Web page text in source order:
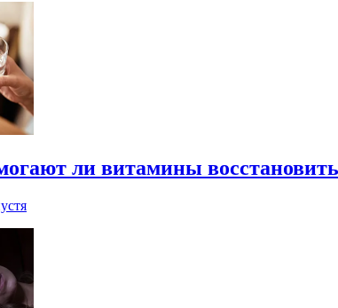
ли витамины